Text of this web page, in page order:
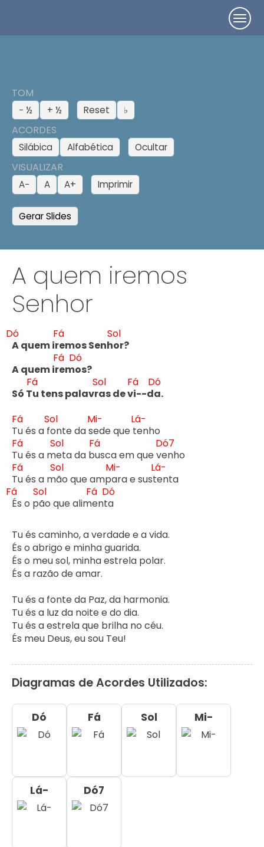
TOM
− ½ + ½ Reset ♭
ACORDES
Silábica Alfabética Ocultar
VISUALIZAR
A− A A+ Imprimir
Gerar Slides
A quem iremos
Senhor
Dó
A quem ir
Fá
emos Senh
Sol
or?
A quem ir
Fá
em
Dó
os?
Só T
Fá
u tens palavr
Sol
as de v
Fá
i--d
Dó
a.
T
Fá
u és a f
Sol
onte da s
Mi-
ede que t
Lá-
enho
T
Fá
u és a m
Sol
eta da b
Fá
usca em que v
Dó7
enho
T
Fá
u és a m
Sol
ão que amp
Mi-
ara e sust
Lá-
Fá
És o p
Sol
ão que alim
Fá
ent
Dó
a
Tu és caminho, a verdade e a vida.
És o abrigo e minha guarida.
És o meu sol, minha estrela polar.
És a razão de amar.
Tu és a fonte da Paz, da harmonia.
Tu és a luz da noite e do dia.
Tu és a estrela que brilha no céu.
És meu Deus, eu sou Teu!
Diagramas de Acordes Utilizados:
Dó Fá Sol Mi-
Lá- Dó7